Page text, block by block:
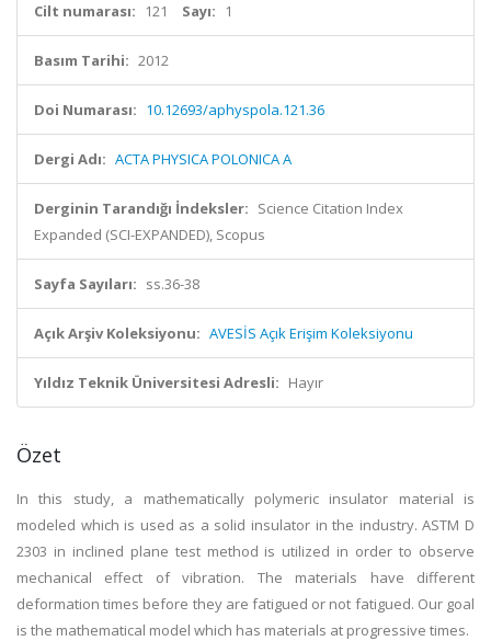
Cilt numarası: 121 Sayı: 1
Basım Tarihi: 2012
Doi Numarası: 10.12693/aphyspola.121.36
Dergi Adı: ACTA PHYSICA POLONICA A
Derginin Tarandığı İndeksler: Science Citation Index
Expanded (SCI-EXPANDED), Scopus
Sayfa Sayıları: ss.36-38
Açık Arşiv Koleksiyonu: AVESİS Açık Erişim Koleksiyonu
Yıldız Teknik Üniversitesi Adresli: Hayır
Özet
In this study, a mathematically polymeric insulator material is
modeled which is used as a solid insulator in the industry. ASTM D
2303 in inclined plane test method is utilized in order to observe
mechanical effect of vibration. The materials have different
deformation times before they are fatigued or not fatigued. Our goal
is the mathematical model which has materials at progressive times.